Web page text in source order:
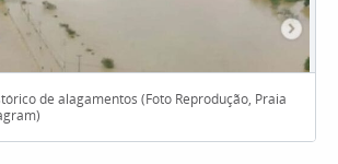
de alagamentos (Foto Reprodução, Praia